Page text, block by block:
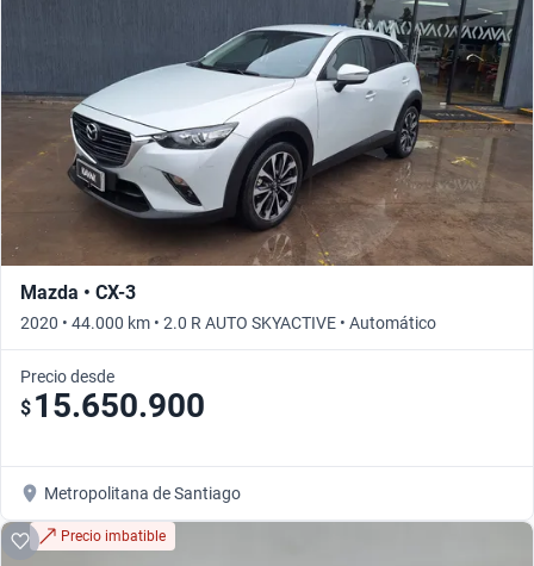
Mazda • CX-3
2020 • 44.000 km • 2.0 R AUTO SKYACTIVE • Automático
Precio desde
$ 15.650.900
Metropolitana de Santiago
Precio imbatible